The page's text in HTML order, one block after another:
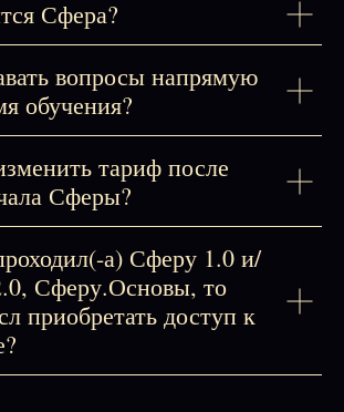
Сфера?
вопросы напрямую
обучения?
тариф после
Сферы?
а) Сферу 1.0 и/
Сферу.Основы, то
приобретать доступ к